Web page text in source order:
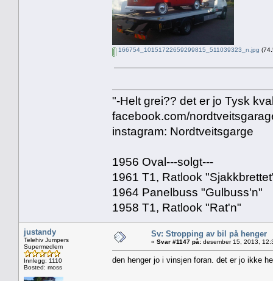
166754_10151722659299815_511039323_n.jpg
"-Helt grei?? det er jo Tysk
facebook.com/
instagram: Nordtveitsgarge
1956 Oval---solgt---
1961 T1, Ratlook
1964 Panelbuss "Gulbuss'n"
1958 T1, Ratlook "Rat'n"
justandy
Telehiv Jumpers
Supermedlem
Innlegg: 1110
Bosted: moss
Sv: Stropping av bil på henger
« Svar #1147 på: desember 15, 2013,
den henger jo i vinsjen foran. det er jo ikke